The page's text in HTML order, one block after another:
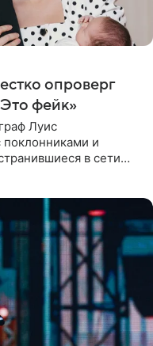
опроверг
фейк»
Луис
поклонниками и
в сети